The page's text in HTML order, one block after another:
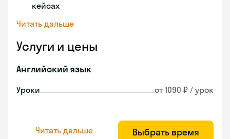
кейсах
Читать дальше
Услуги и цены
Английский язык
Уроки от 1090 ₽ / урок
Читать дальше Выбрать время